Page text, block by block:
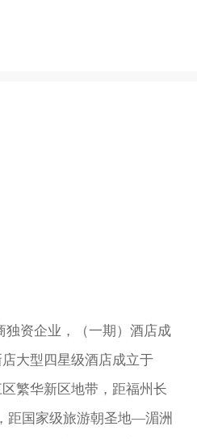
资企业，（一期）酒店成
大型四星级酒店成立于
繁华新区地带，距福州长
距国家级旅游朝圣地—湄洲